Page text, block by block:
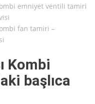
emniyet ventili tamiri
fan tamiri –
Kombi
başlıca